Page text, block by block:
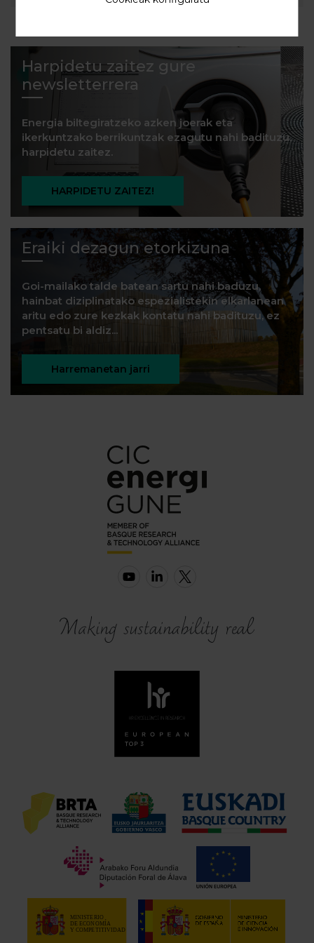
Harpidetu zaitez gure
newsletterrera
Energia biltegiratzeko azken joerak eta
ikerkuntzako berrikuntzak ezagutu nahi badituzu,
harpidetu zaitez.
HARPIDETU ZAITEZ!
Eraiki dezagun etorkizuna
Goi-mailako talde batean sartu nahi baduzu,
hainbat diziplinatako espezialistekin elkarlanean
aritu edo zure kezkak kontatu nahi badituzu, ez
pentsatu bi aldiz...
Harremanetan jarri